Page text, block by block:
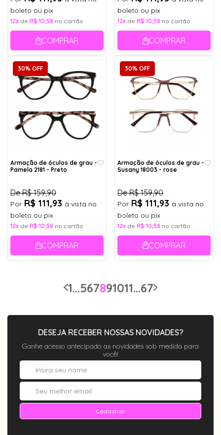
boleto ou pix
12x de R$ 10,58 no cartão
COMPRAR
boleto ou pix
12x deR$ 10,58 no cartão
COMPRAR
30% OFF
Armação de óculos de grau -
Pamela 2181 - Preto
DeR$ 159,90
Por R$ 111,93 à vista no
boleto ou pix
12x de R$ 10,58 no cartão
COMPRAR
30% OFF
Armação de óculos de grau -
Susany 18003 - rose
DeR$ 159,90
Por R$ 111,93 à vista no
boleto ou pix
12x deR$ 10,58 no cartão
COMPRAR
1...567891011...67
DESEJA RECEBER NOSSAS NOVIDADES?
Ganhe acesso antecipado as novidades sob medida para
você!
Cadastrar